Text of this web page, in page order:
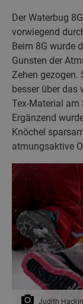
Der Waterbug
vorwiegend
Beim 8G wurde
Gunsten der
Zehen gezogen.
besser über das
Tex-Material am
Ergänzend
Knöchel
atmungsaktive
Judith